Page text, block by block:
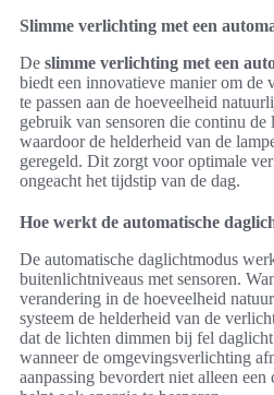
Slimme verlichting met een
De slimme verlichting met een
biedt een innovatieve manier om de
te passen aan de hoeveelheid
gebruik van sensoren die continu de
waardoor de helderheid van de
geregeld. Dit zorgt voor optimale
ongeacht het tijdstip van de dag.
Hoe werkt de automatische
De automatische daglichtmodus
buitenlichtniveaus met sensoren.
verandering in de hoeveelheid
systeem de helderheid van de
dat de lichten dimmen bij fel
wanneer de omgevingsverlichting
aanpassing bevordert niet alleen een